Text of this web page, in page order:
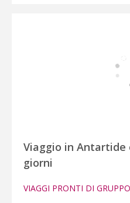
Viaggio in Antartide
giorni
VIAGGI PRONTI DI GRUPPO